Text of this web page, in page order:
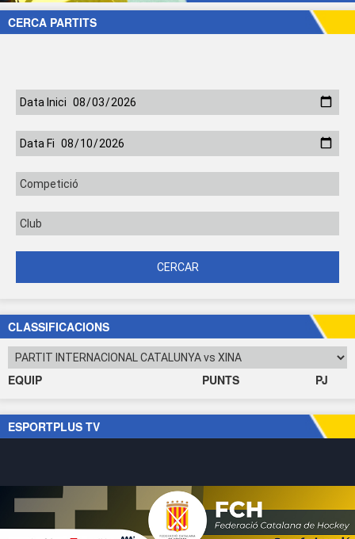
CERCA PARTITS
CLASSIFICACIONS
EQUIP PUNTS PJ
ESPORTPLUS TV